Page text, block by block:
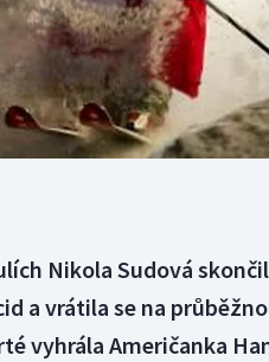
Plavání
Plážový volejbal
Nikola Sudová
a vrátila se na
vyhrála Američanka